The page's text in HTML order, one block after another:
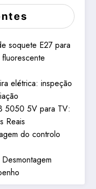
soquete E27 para
elétrica: inspeção
5050 5V para TV:
Reais
do controlo